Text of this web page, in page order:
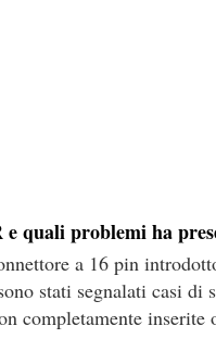
quali problemi ha
a 16 pin
stati segnalati casi di
completamente